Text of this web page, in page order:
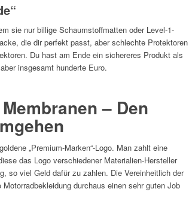
sie nur billige Schaumstoffmatten oder Level-1-
die dir perfekt passt, aber schlechte Protektoren
Du hast am Ende ein sichereres Produkt als
insgesamt hunderte Euro.
– Den
„Premium-Marken“-Logo. Man zahlt eine
das Logo verschiedener Materialien-Hersteller
so viel Geld dafür zu zahlen. Die Vereinheitlich der
durchaus einen sehr guten Job